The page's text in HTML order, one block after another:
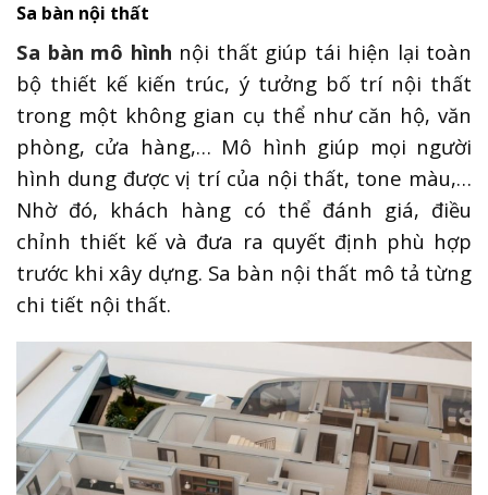
Sa bàn nội thất
Sa bàn mô hình nội thất giúp tái hiện lại toàn
bộ thiết kế kiến trúc, ý tưởng bố trí nội thất
trong một không gian cụ thể như căn hộ, văn
phòng, cửa hàng,… Mô hình giúp mọi người
hình dung được vị trí của nội thất, tone màu,…
Nhờ đó, khách hàng có thể đánh giá, điều
chỉnh thiết kế và đưa ra quyết định phù hợp
trước khi xây dựng. Sa bàn nội thất mô tả từng
chi tiết nội thất.